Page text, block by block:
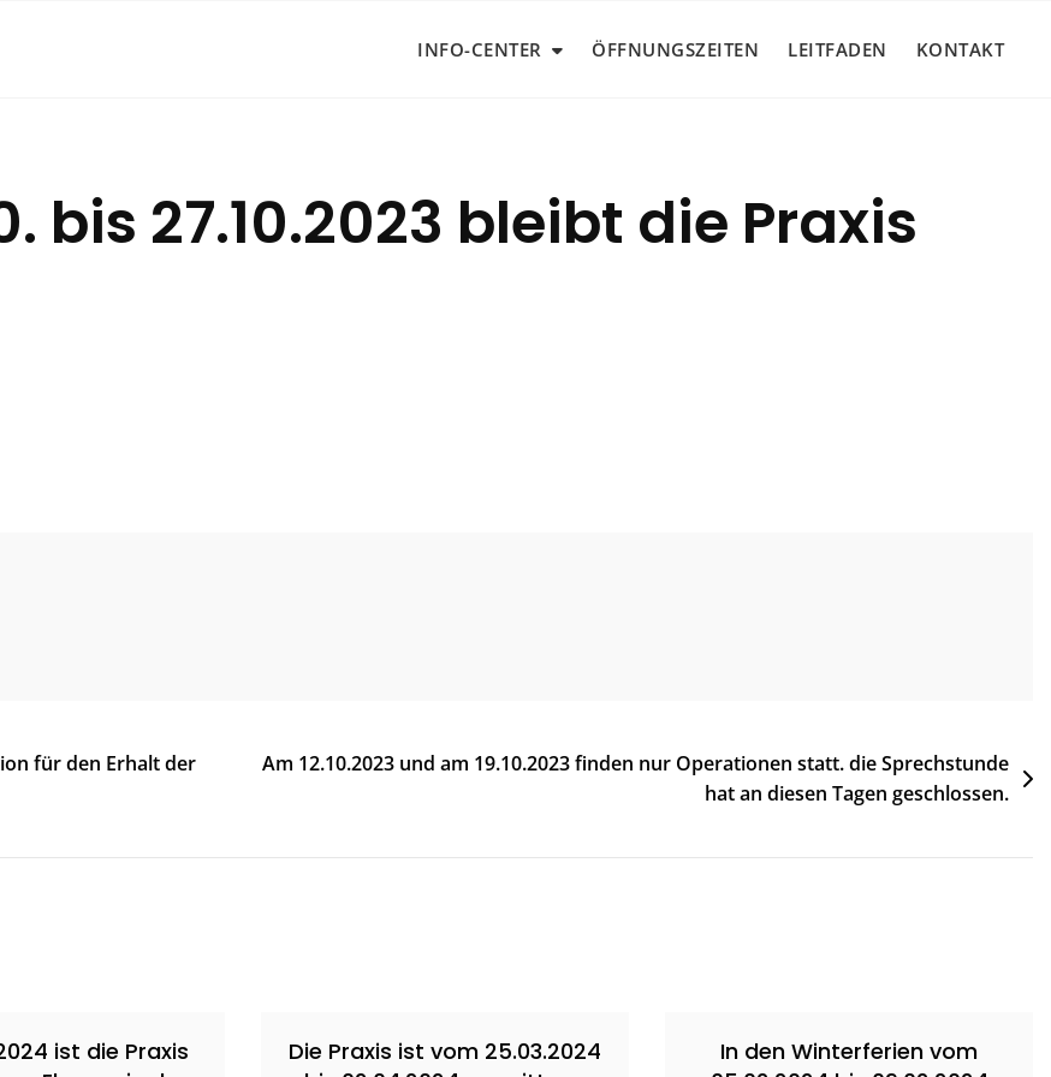
INFO-CENTER ÖFFNUNGSZEITEN LEITFADEN KONTAKT
bis 27.10.2023 bleibt die Praxis
für den Erhalt der
Am 12.10.2023 und am 19.10.2023 finden nur Operationen statt. die Sprechstunde
hat an diesen Tagen geschlossen.
ist die Praxis
Die Praxis ist vom 25.03.2024
In den Winterferien vom